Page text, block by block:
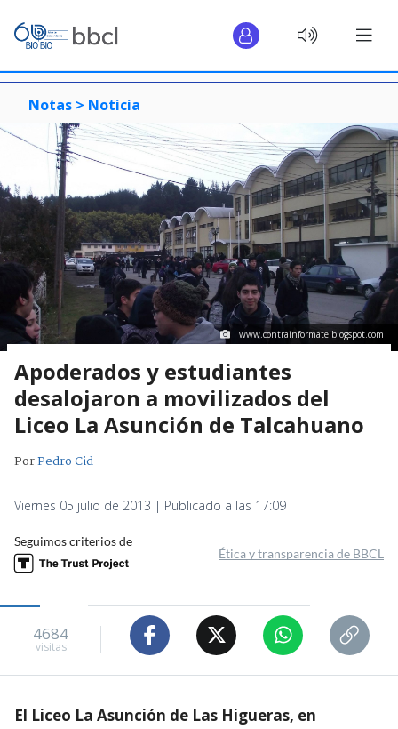
Notas > Noticia
www.contrainformate.blogspot.com
Apoderados y estudiantes
desalojaron a movilizados del
Liceo La Asunción de Talcahuano
PorPedro Cid
Viernes 05 julio de 2013 | Publicado a las 17:09
Seguimos criterios de
Ética y transparencia de BBCL
4684
visitas
El Liceo La Asunción de Las Higueras, en